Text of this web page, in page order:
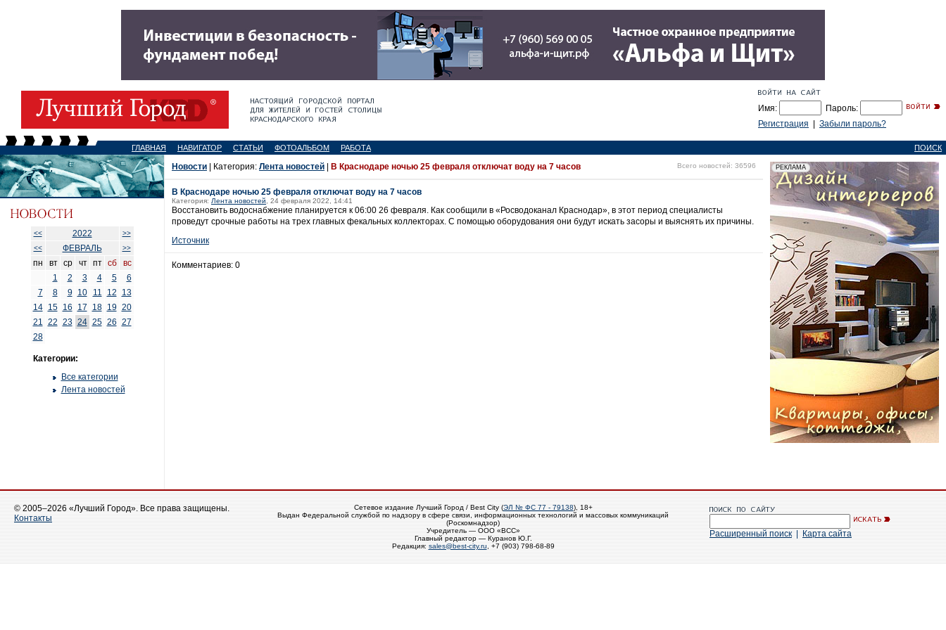
Имя:
Пароль:
Регистрация
Забыли пароль?
ГЛАВНАЯ НАВИГАТОР СТАТЬИ ФОТОАЛЬБОМ РАБОТА ПОИСК
<< 2022
>>
<<
ФЕВРАЛЬ >>
пн вт ср чт пт сб
вс
1
2 3 4 5
6
7
8 9 10 11 12
13
14
15 16 17 18 19 20
21 22 23 24 25 26 27
28
Категории:
Все категории
Лента новостей
Новости | Категория: Лента новостей В Краснодаре ночью 25 февраля отключат воду на 7 часов Всего новостей: 36596
В Краснодаре ночью 25 февраля отключат воду на 7 часов
Категория: Лента новостей , 24 февраля 2022, 14:41
Восстановить водоснабжение планируется к 06:00 26 февраля. Как сообщили в «Росводоканал Краснодар», в этот период специалисты
проведут срочные работы на трех главных фекальных коллекторах. С помощью оборудования они будут искать засоры и выяснять их причины.
Источник
Комментариев: 0
© 2005–2026 «Лучший Город». Все права защищены.
Контакты
Сетевое издание Лучший Город / Best City (ЭЛ № ФС 77 - 79138), 18+
Выдан Федеральной службой по надзору в сфере связи, информационных технологий и массовых коммуникаций
(Роскомнадзор)
Учредитель — ООО «ВСС»
Главный редактор — Куранов Ю.Г.
Редакция: sales@best-city.ru , +7 (903) 798-68-89
Расширенный поиск Карта сайта